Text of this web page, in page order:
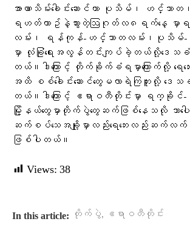
အာဏာသိမ်း​ခေါင်း​ဆောင်ဟာ ပုသိမ်၊ ဟင်္
ရဟတ်ယာဥ်နဲ့သွားတဲ့ဩဂုတ်လ၈ရက်နေ့ ​မှ
လမ်း၊ ရန်ကုန်-ဟင်္သာတလမ်း၊ပုသိမ်-
မှာ လုံခြုံရေးအလွန်တင်းကျပ်ခဲ့တယ်လို့​ဒေသခံအ
တယ်။ဒါ​ကြောင့် တိုက်ခိုက်ခံရမှာကြောက်လို့ ရေ
အထိ စစ်ခေါင်းဆောင်တွေမလာရဲကြဘူးလို့ ဒေသခံတွ
တယ်။ဒါ​ကြောင့် ဧရာဝတီတိုင်းမှာ ရက္
မြို့နယ်​တွေမှာတိုက်ပွဲတွေဆက်ဖြစ်နေသလို သာ​​ပ
ဆက်စပ်​သေအချို့မှာလည်းရေဘေးလည်းဆက်
ဖြစ်ပါတယ်။
Views: 38
In this article: တိုက်ပွဲ, ဧရာဝတီတိုင်း